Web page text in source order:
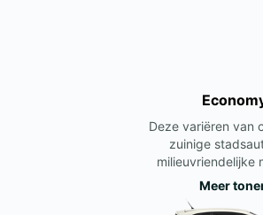
Deze variëren van
zuinige
milieuvriendelijke
Meer